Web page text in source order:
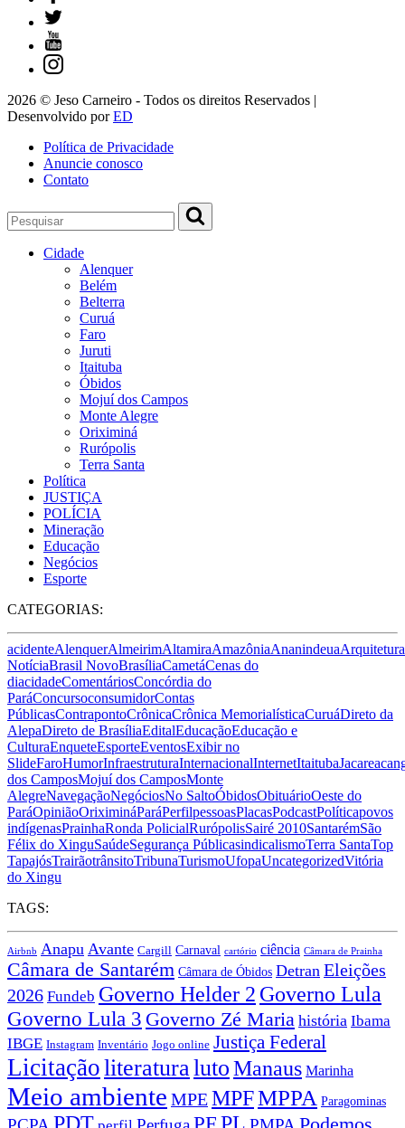
2026 © Jeso Carneiro - Todos os direitos Reservados |
Desenvolvido porED
Política de Privacidade
Anuncie conosco
Contato
Cidade
Alenquer
Belém
Belterra
Curuá
Faro
Juruti
Itaituba
Óbidos
Mojuí dos Campos
Monte Alegre
Oriximiná
Rurópolis
Terra Santa
Política
JUSTIÇA
POLÍCIA
Mineração
Educação
Negócios
Esporte
CATEGORIAS:
acidenteAlenquerAlmeirimAltamiraAmazôniaAnanindeuaArquitetura
NotíciaBrasil NovoBrasíliaCametáCenas do
diacidadeComentáriosConcórdia do
ParáConcursoconsumidorContas
PúblicasContrapontoCrônicaCrônica MemorialísticaCuruáDireto da
AlepaDireto de BrasíliaEditalEducaçãoEducação e
CulturaEnqueteEsporteEventosExibir no
SlideFaroHumorInfraestruturaInternacionalInternetItaituba
dos CamposMojuí dos CamposMonte
AlegreNavegaçãoNegóciosNo SaltoÓbidosObituárioOeste do
ParáOpiniãoOriximináParáPerfilpessoasPlacasPodcastPolíticapovos
indígenasPrainhaRonda PolicialRurópolisSairé 2010SantarémSão
Félix do XinguSaúdeSegurança PúblicasindicalismoTerra SantaTop
TapajósTrairãotrânsitoTribunaTurismoUfopaUncategorizedVitória
do Xingu
TAGS:
Airbnb Anapu Avante Cargill Carnaval cartório ciência Câmara de Prainha
Câmara de Santarém Câmara de Óbidos Detran Eleições
2026 Fundeb Governo Helder 2 Governo Lula
Governo Lula 3 Governo Zé Maria história Ibama
IBGE Instagram Inventário Jogo online Justiça Federal
Licitaçãoliteratura lutoManaus Marinha
Meio ambiente MPEMPFMPPA Paragominas
PDT PFPL